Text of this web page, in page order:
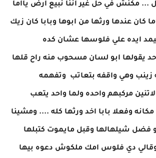
مكنش في حل غير اننا نبيع ارض يااما
كان عندها ورثها من ابوها وبابا كان زيك
ايده علي فلوسها عشان كده
يقولها ابو لسان مسحوب منه راح قلها
زينب وهي واقفه بتعاتب وتفهمه
مركبهم واحده ولما واحد يتعب
مكانه وفعلا بابا اخد ورثها كله .... ومشينا
فضل شيلهالها وقبل مايموت كتبلها
وقالي دي فلوس امك ملكوش دعوه بيها